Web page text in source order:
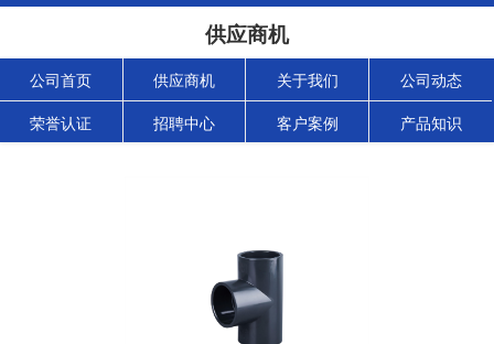
供应商机
公司首页 供应商机 关于我们 公司动态
荣誉认证 招聘中心 客户案例 产品知识